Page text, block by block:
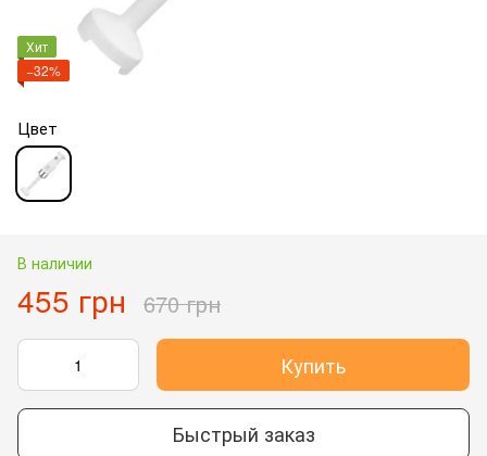
Хит
−32%
Цвет
В наличии
455 грн 670 грн
Купить
Быстрый заказ